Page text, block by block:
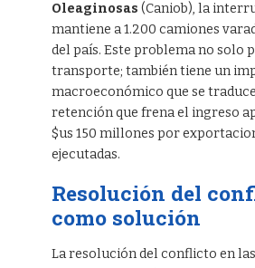
Oleaginosas (Caniob), la
mantiene a 1.200 camiones
del país. Este problema no solo
transporte; también tiene un
macroeconómico que se
retención que frena el ingreso
$us 150 millones por
ejecutadas.
Resolución del
como solución
La resolución del conflicto en